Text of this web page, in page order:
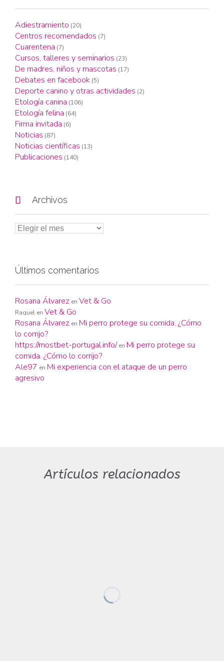
Adiestramiento (20)
Centros recomendados (7)
Cuarentena (7)
Cursos, talleres y seminarios (23)
De madres, niños y mascotas (17)
Debates en facebook (5)
Deporte canino y otras actividades (2)
Etología canina (106)
Etología felina (64)
Firma invitada (6)
Noticias (87)
Noticias científicas (13)
Publicaciones (140)
 Archivos
Últimos comentarios
Rosana Álvarez en Vet & Go
Raquel en Vet & Go
Rosana Álvarez en Mi perro protege su comida. ¿Cómo
lo corrijo?
https://mostbet-portugal.info/ en Mi perro protege su
comida. ¿Cómo lo corrijo?
Ale97 en Mi experiencia con el ataque de un perro
agresivo
Artículos relacionados